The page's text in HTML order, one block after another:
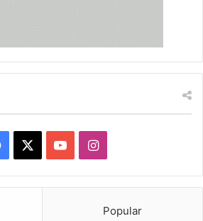
Facebook YouTubeInstagram
Popular